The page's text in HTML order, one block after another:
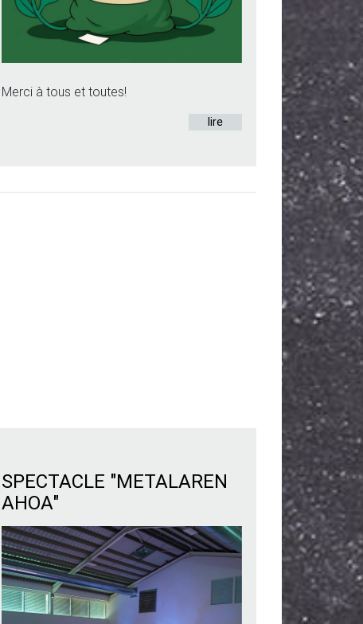
Merci à tous et toutes!
lire
SPECTACLE "METALAREN
AHOA"